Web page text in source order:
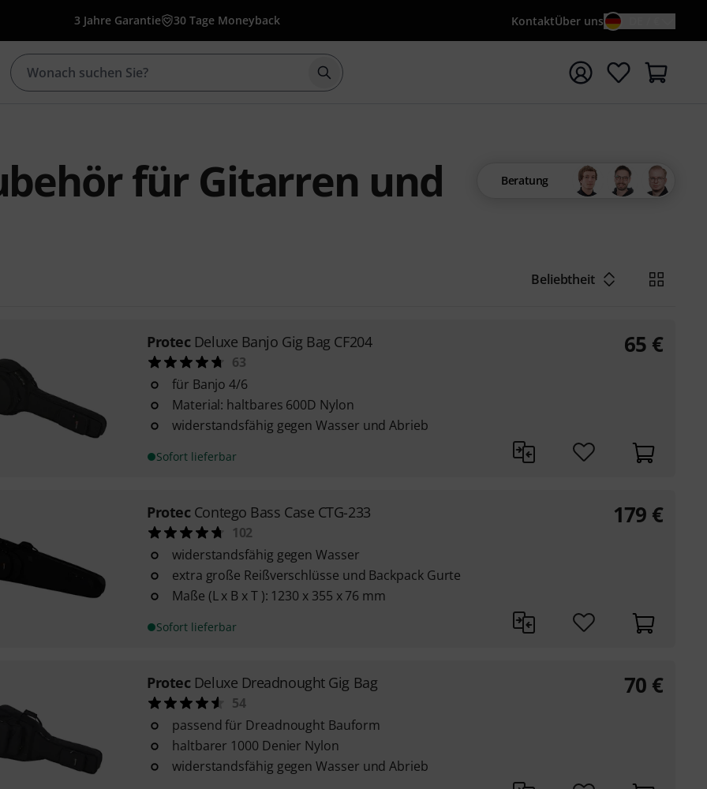
3 Jahre Garantie 30 Tage Moneyback KontaktÜber uns
Suche mit Suchwort {searchTerm} starten
für Gitarren und
Beratung
Beliebtheit
Protec Deluxe Banjo Gig Bag CF204
63
für Banjo 4/6
Material: haltbares 600D Nylon
widerstandsfähig gegen Wasser und Abrieb
Sofort lieferbar
65 €
Protec Contego Bass Case CTG-233
102
widerstandsfähig gegen Wasser
extra große Reißverschlüsse und Backpack Gurte
Maße (L x B x T ): 1230 x 355 x 76 mm
Sofort lieferbar
179 €
Protec Deluxe Dreadnought Gig Bag
54
passend für Dreadnought Bauform
haltbarer 1000 Denier Nylon
widerstandsfähig gegen Wasser und Abrieb
70 €